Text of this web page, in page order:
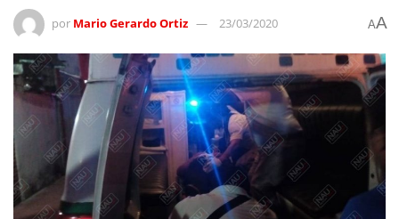
por Mario Gerardo Ortiz 23/03/2020 AA